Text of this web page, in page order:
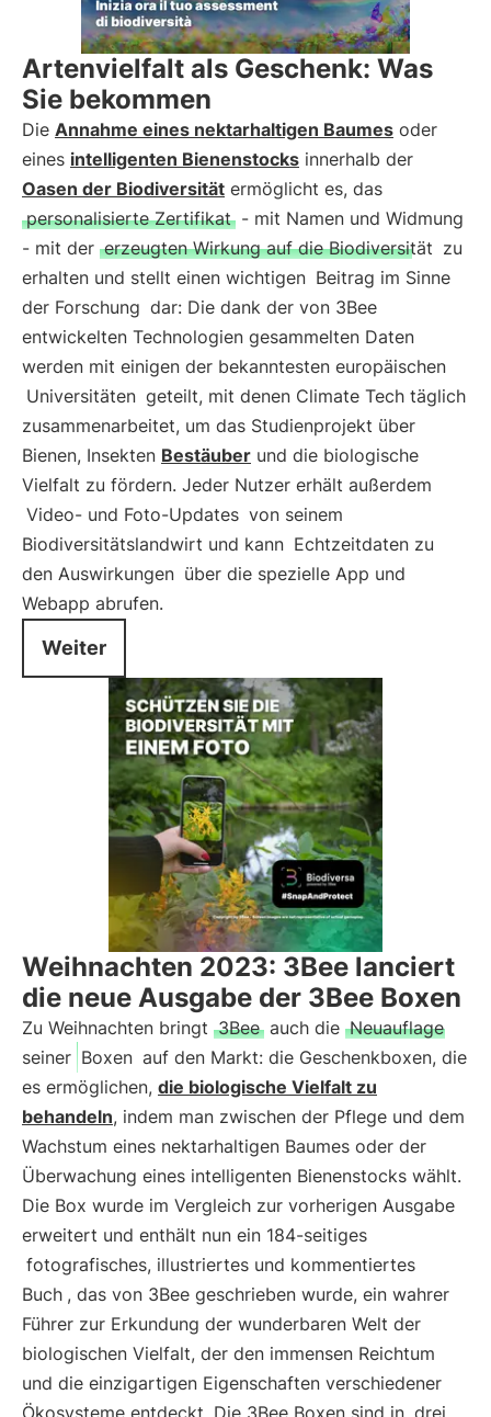
Artenvielfalt als Geschenk: Was
Sie bekommen
Die Annahme eines nektarhaltigen Baumes oder
eines intelligenten Bienenstocks innerhalb der
Oasen der Biodiversität ermöglicht es, das
personalisierte Zertifikat - mit Namen und Widmung
- mit der erzeugten Wirkung auf die Biodiversität zu
erhalten und stellt einen wichtigen Beitrag im Sinne
der Forschung dar: Die dank der von 3Bee
entwickelten Technologien gesammelten Daten
werden mit einigen der bekanntesten europäischen
Universitäten geteilt, mit denen Climate Tech täglich
zusammenarbeitet, um das Studienprojekt über
Bienen, Insekten Bestäuber und die biologische
Vielfalt zu fördern. Jeder Nutzer erhält außerdem
Video- und Foto-Updates von seinem
Biodiversitätslandwirt und kann Echtzeitdaten zu
den Auswirkungen über die spezielle App und
Webapp abrufen.
Weiter
Weihnachten 2023: 3Bee lanciert
die neue Ausgabe der 3Bee Boxen
Zu Weihnachten bringt 3Bee auch die Neuauflage
seiner Boxen auf den Markt: die Geschenkboxen, die
es ermöglichen, die biologische Vielfalt zu
behandeln, indem man zwischen der Pflege und dem
Wachstum eines nektarhaltigen Baumes oder der
Überwachung eines intelligenten Bienenstocks wählt.
Die Box wurde im Vergleich zur vorherigen Ausgabe
erweitert und enthält nun ein 184-seitiges
fotografisches, illustriertes und kommentiertes
Buch , das von 3Bee geschrieben wurde, ein wahrer
Führer zur Erkundung der wunderbaren Welt der
biologischen Vielfalt, der den immensen Reichtum
und die einzigartigen Eigenschaften verschiedener
Ökosysteme entdeckt. Die 3Bee Boxen sind in drei